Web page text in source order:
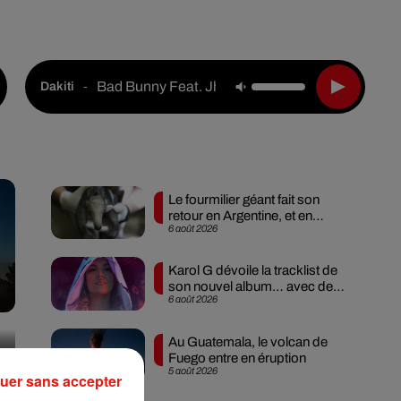
Dakiti - Bad Bunny Feat. Jhay Cortez
6 août 2026
Le fourmilier géant fait son
retour en Argentine, et en
pleine...
6 août 2026
Karol G dévoile la tracklist de
son nouvel album… avec des
invités...
5 août 2026
Au Guatemala, le volcan de
Fuego entre en éruption
sans accepter